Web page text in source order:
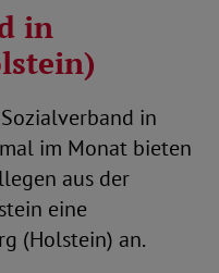
in
in
im Monat bieten
aus der
eine
(Holstein) an.